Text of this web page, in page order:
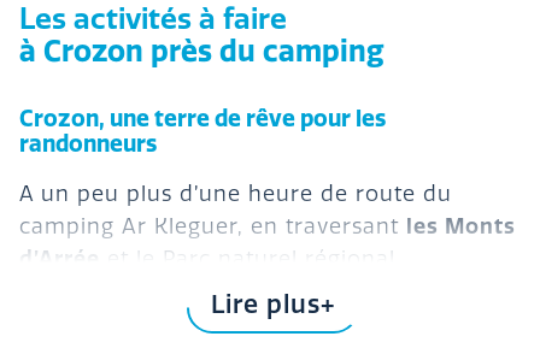
Les activités à faire
à Crozon près du camping
Lire plus
Crozon, une terre de rêve pour les
randonneurs
A un peu plus d’une heure de route du
camping Ar Kleguer, en traversant les Monts
d’Arrée
et le Parc naturel régional
d’Armorique, la presqu’île de Crozon vous
séduira par son authenticité et sa beauté